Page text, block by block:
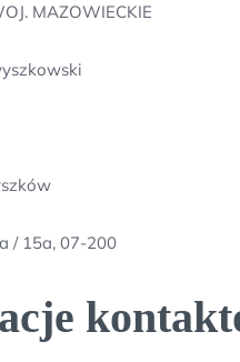
MAZOWIECKIE
/ 15a, 07-200